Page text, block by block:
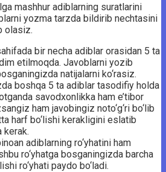
mashhur adiblarning suratlarini
yozma tarzda bildirib nechtasini
olasiz.
bir necha adiblar orasidan 5 ta
etilmoqda. Javoblarni yozib
natijalarni ko‘rasiz.
boshqa 5 ta adiblar tasodifiy holda
savodxonlikka ham e’tibor
ham javobingiz noto‘g‘ri bo‘lib
harf bo‘lishi kerakligini eslatib
kerak.
adiblarning ro‘yhatini ham
ro‘yhatga bosganingizda barcha
ro‘yhati paydo bo‘ladi.